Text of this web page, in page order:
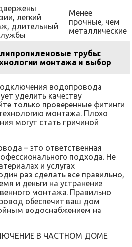
легкий
длительный
Менее
прочные, чем
металлические
трубы:
монтажа и выбор
водопровода
уделить качеству
только проверенные фитинги
монтажа. Плохо
могут стать причиной
– это ответственная
подхода. Не
и услугах
раз сделать все правильно,
и деньги на устранение
монтажа. Правильно
обеспечит ваш дом
водоснабжением на
В ЧАСТНОМ ДОМЕ